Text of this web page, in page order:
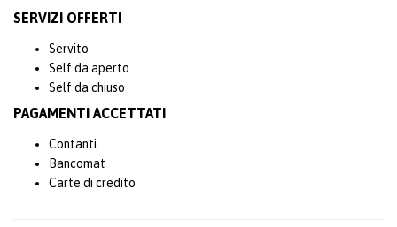
SERVIZI OFFERTI
Servito
Self da aperto
Self da chiuso
PAGAMENTI ACCETTATI
Contanti
Bancomat
Carte di credito